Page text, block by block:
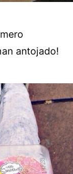
antojado!